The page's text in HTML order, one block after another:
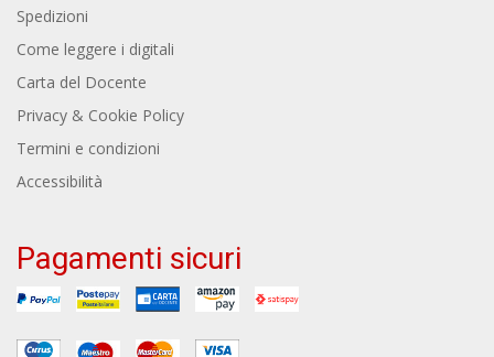
Spedizioni
Come leggere i digitali
Carta del Docente
Privacy & Cookie Policy
Termini e condizioni
Accessibilità
Pagamenti sicuri